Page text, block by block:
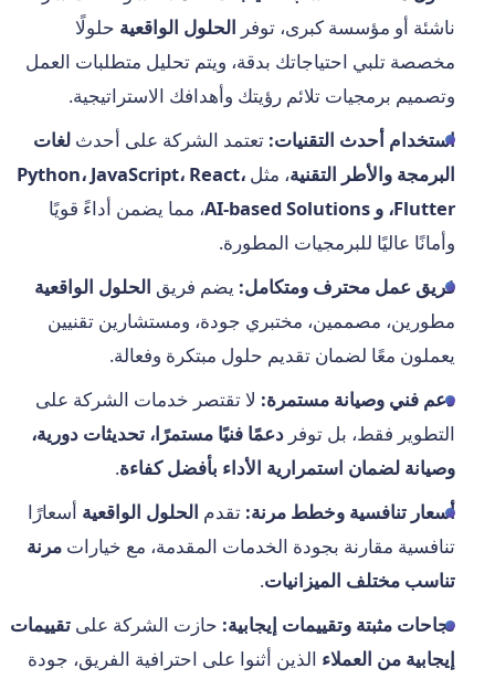
ناشئة أو مؤسسة كبرى، توفر الحلول الواقعية حلولًا
مخصصة تلبي احتياجاتك بدقة، ويتم تحليل متطلبات العمل
وتصميم برمجيات تلائم رؤيتك وأهدافك الاستراتيجية.
استخدام أحدث التقنيات:تعتمد الشركة على أحدثلغات
البرمجة والأطر التقنية، مثلPython، JavaScript، React،
Flutter، و AI-based Solutions
، مما يضمن أداءً قويًا
وأمانًا عاليًا للبرمجيات المطورة.
فريق عمل محترف ومتكامل: يضم فريق الحلول الواقعية
مطورين، مصممين، مختبري جودة، ومستشارين تقنيين
يعملون معًا لضمان تقديم حلول مبتكرة وفعالة.
دعم فني وصيانة مستمرة: لا تقتصر خدمات الشركة على
التطوير فقط، بل توفردعمًا فنيًا مستمرًا، تحديثات دورية،
وصيانة لضمان استمرارية الأداء بأفضل كفاءة.
أسعار تنافسية وخطط مرنة:تقدم الحلول الواقعية أسعارًا
تنافسية مقارنة بجودة الخدمات المقدمة، مع خياراتمرنة
تناسب مختلف الميزانيات.
نجاحات مثبتة وتقييمات إيجابية: حازت الشركة علىتقييمات
إيجابية من العملاء الذين أثنوا على احترافية الفريق، جودة